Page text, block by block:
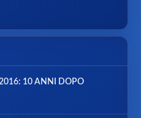
10 ANNI DOPO